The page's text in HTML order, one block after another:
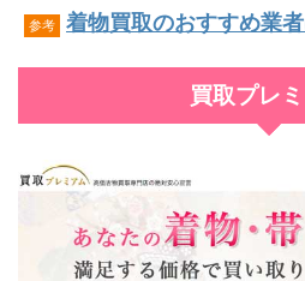
参考 着物買取のおすすめ業
買取プレ